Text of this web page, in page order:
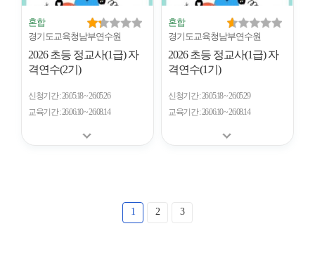
혼합
경기도교육청남부연수원
2026 초등 정교사(1급) 자
격연수(2기)
신청기간 26.05.18 ~ 26.05.26
교육기간 26.06.10 ~ 26.08.14
혼합
경기도교육청남부연수원
2026 초등 정교사(1급) 자
격연수(1기)
신청기간 26.05.18 ~ 26.05.29
교육기간 26.06.10 ~ 26.08.14
1 2 3